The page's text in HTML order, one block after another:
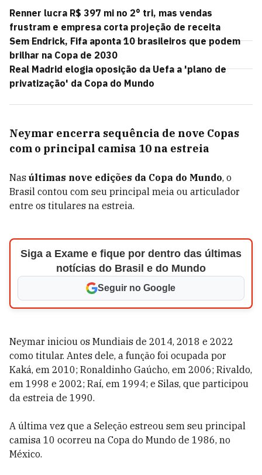
Renner lucra R$ 397 mi no 2° tri, mas vendas
frustram e empresa corta projeção de receita
Sem Endrick, Fifa aponta 10 brasileiros que podem
brilhar na Copa de 2030
Real Madrid elogia oposição da Uefa a 'plano de
privatização' da Copa do Mundo
Neymar encerra sequência de nove Copas
com o principal camisa 10 na estreia
Nas últimas nove edições da Copa do Mundo, o
Brasil contou com seu principal meia ou articulador
entre os titulares na estreia.
Siga a Exame e fique por dentro das últimas
notícias do Brasil e do Mundo
Seguir no Google
Neymar iniciou os Mundiais de 2014, 2018 e 2022
como titular. Antes dele, a função foi ocupada por
Kaká, em 2010; Ronaldinho Gaúcho, em 2006; Rivaldo,
em 1998 e 2002; Raí, em 1994; e Silas, que participou
da estreia de 1990.
A última vez que a Seleção estreou sem seu principal
camisa 10 ocorreu na Copa do Mundo de 1986, no
México.